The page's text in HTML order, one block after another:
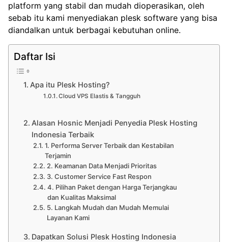
platform yang stabil dan mudah dioperasikan, oleh
sebab itu kami menyediakan plesk software yang bisa
diandalkan untuk berbagai kebutuhan online.
Daftar Isi
Apa itu Plesk Hosting?
Cloud VPS Elastis & Tangguh
Alasan Hosnic Menjadi Penyedia Plesk Hosting
Indonesia Terbaik
1. Performa Server Terbaik dan Kestabilan
Terjamin
2. Keamanan Data Menjadi Prioritas
3. Customer Service Fast Respon
4. Pilihan Paket dengan Harga Terjangkau
dan Kualitas Maksimal
5. Langkah Mudah dan Mudah Memulai
Layanan Kami
Dapatkan Solusi Plesk Hosting Indonesia